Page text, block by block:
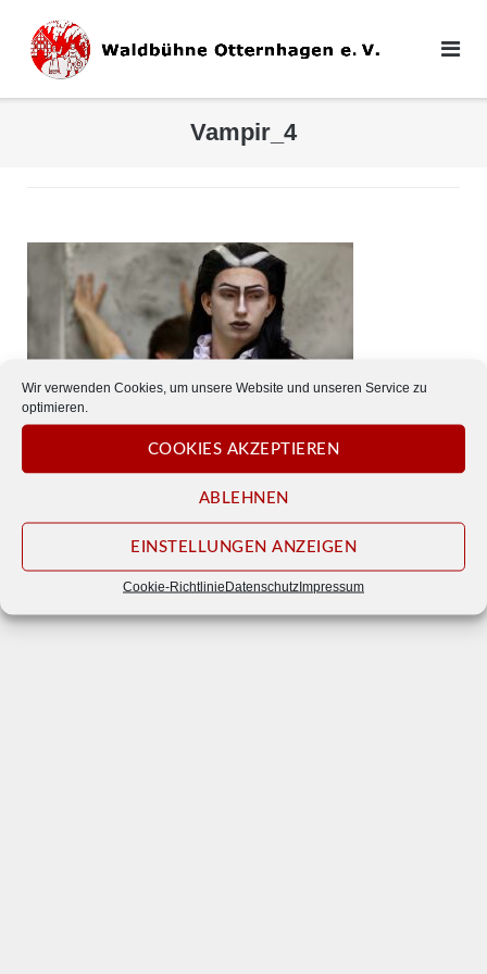
Wir verwenden Cookies, um unsere Website und unseren Service zu
optimieren.
COOKIES AKZEPTIEREN
ABLEHNEN
EINSTELLUNGEN ANZEIGEN
Cookie-RichtlinieDatenschutzImpressum
Inhalt
Vampir_4
© 2026Waldbühne Otternhagen e. V.
Impressum Datenschutz